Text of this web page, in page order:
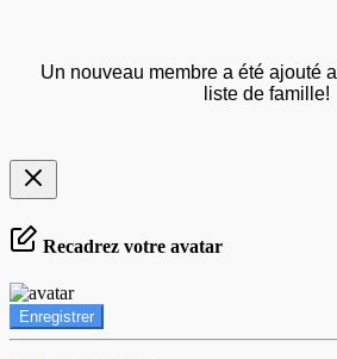
Un nouveau membre a été ajouté
liste de famille!
Recadrez votre avatar
Enregistrer